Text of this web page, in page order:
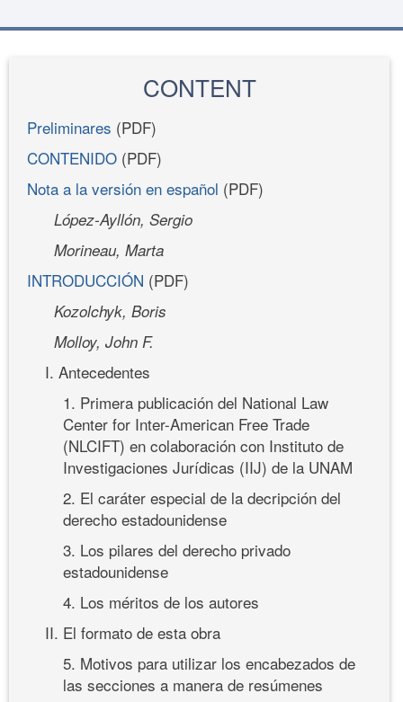
CONTENT
Preliminares (PDF)
CONTENIDO (PDF)
Nota a la versión en español (PDF)
López-Ayllón, Sergio
Morineau, Marta
INTRODUCCIÓN (PDF)
Kozolchyk, Boris
Molloy, John F.
I. Antecedentes
1. Primera publicación del National Law
Center for Inter-American Free Trade
(NLCIFT) en colaboración con Instituto de
Investigaciones Jurídicas (IIJ) de la UNAM
2. El caráter especial de la decripción del
derecho estadounidense
3. Los pilares del derecho privado
estadounidense
4. Los méritos de los autores
II. El formato de esta obra
5. Motivos para utilizar los encabezados de
las secciones a manera de resúmenes